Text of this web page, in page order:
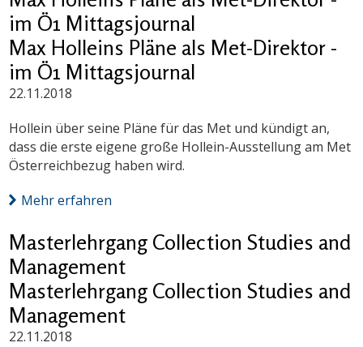
im Ö1 Mittagsjournal
Max Holleins Pläne als Met-Direktor -
im Ö1 Mittagsjournal
22.11.2018
Hollein über seine Pläne für das Met und kündigt an,
dass die erste eigene große Hollein-Ausstellung am Met
Österreichbezug haben wird.
Mehr erfahren
Masterlehrgang Collection Studies and
Management
Masterlehrgang Collection Studies and
Management
22.11.2018